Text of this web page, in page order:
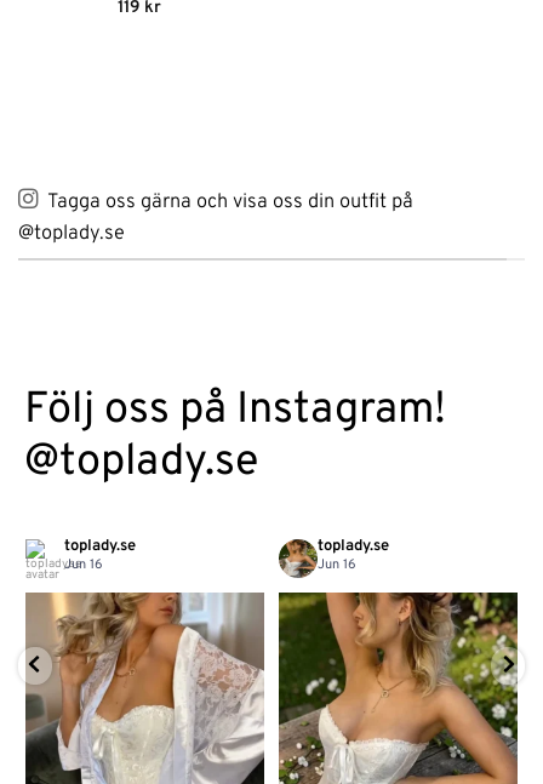
Betygsatt5
119 kr
Tagga oss gärna och visa oss din outfit på
@toplady.se
Följ oss på Instagram!
@toplady.se
toplady.se
Jun 16
toplady.se
Jun 16